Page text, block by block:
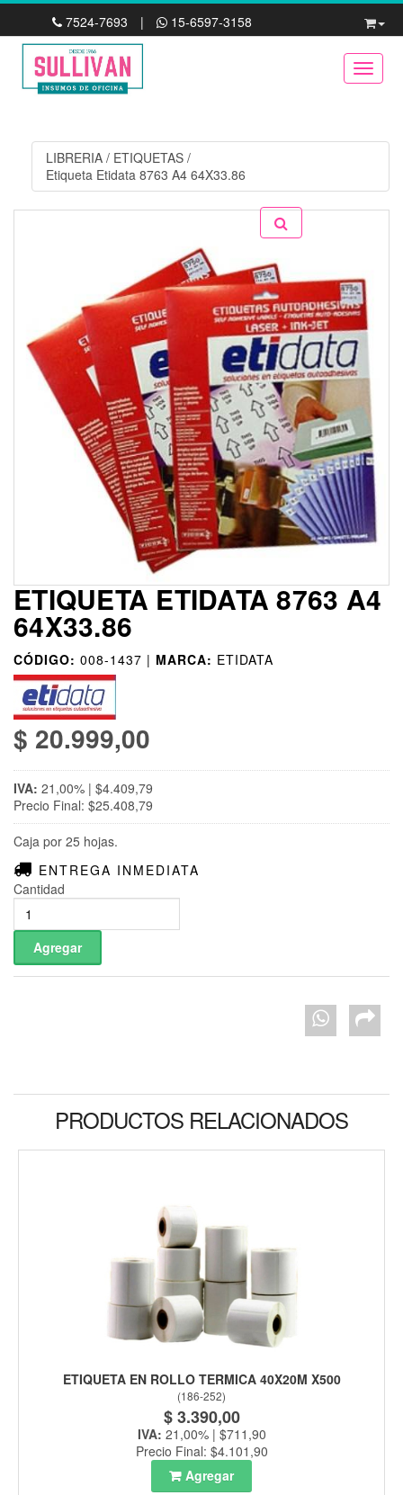
7524-7693 | 15-6597-3158
LIBRERIA / ETIQUETAS /
Etiqueta Etidata 8763 A4 64X33.86
ETIQUETA ETIDATA 8763 A4
64X33.86
CÓDIGO: 008-1437 | MARCA: ETIDATA
$ 20.999,00
IVA: 21,00% | $4.409,79
Precio Final: $25.408,79
Caja por 25 hojas.
ENTREGA INMEDIATA
Cantidad
PRODUCTOS RELACIONADOS
ETIQUETA EN ROLLO TERMICA 40X20M X500
(186-252)
$ 3.390,00
IVA: 21,00% | $711,90
Precio Final: $4.101,90
Agregar